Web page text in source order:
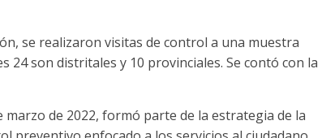
se realizaron visitas de control a una muestra
24 son distritales y 10 provinciales. Se contó con la
de 2022, formó parte de la estrategia de la